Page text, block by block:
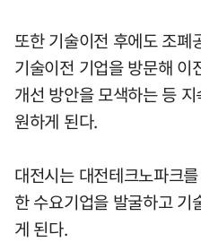
또한 기술이전 후에도 조폐
기술이전 기업을 방문해 이
개선 방안을 모색하는 등
원하게 된다.
대전시는 대전테크노파크
한 수요기업을 발굴하고 기
게 된다.